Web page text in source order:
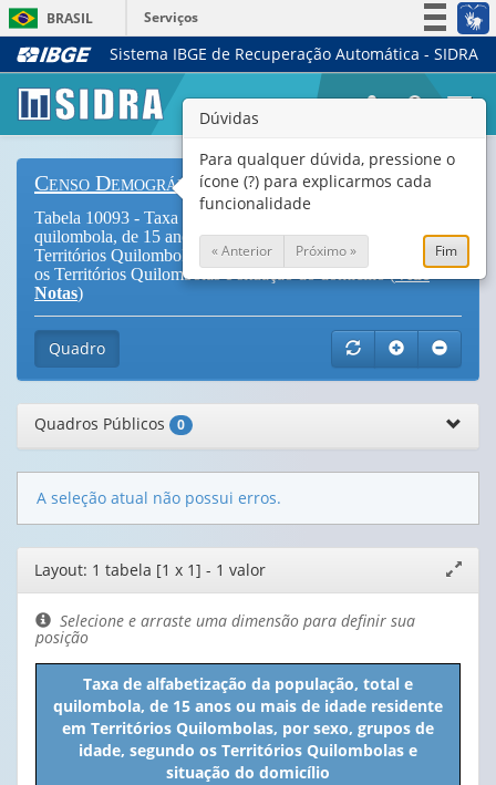
BRASIL
Serviços
Simplifique!
Legislação
Canais
Sistema IBGE de Recuperação Automática - SIDRA
Censo Demográfico
Tabela 10093 - Taxa de alfabetização da população, total e
quilombola, de 15 anos ou mais de idade residente em
Territórios Quilombolas, por sexo, grupos de idade, segundo
os Territórios Quilombolas e situação do domicílio (
Vide
Notas)
Quadro
Quadros Públicos 0
A seleção atual não possui erros.
Editor
de
layout
janela
Layout: 1 tabela [1 x 1] - 1 valor
Selecione e arraste uma dimensão para definir sua
posição
Taxa de alfabetização da população, total e
quilombola, de 15 anos ou mais de idade residente
em Territórios Quilombolas, por sexo, grupos de
idade, segundo os Territórios Quilombolas e
situação do domicílio
Dúvidas
Para qualquer dúvida, pressione o
ícone (?) para explicarmos cada
funcionalidade
« Anterior Próximo » Fim